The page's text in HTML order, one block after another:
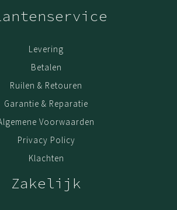
Levering
Betalen
Ruilen & Retouren
Garantie & Reparatie
Voorwaarden
Privacy Policy
Klachten
Zakelijk